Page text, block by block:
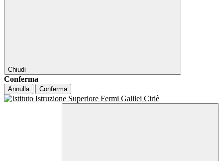
Chiudi
Conferma
Annulla Conferma